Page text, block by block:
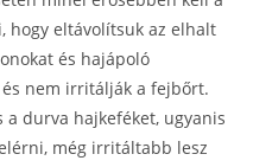
hogy eltávolítsuk az elhalt
és hajápoló
nem irritálják a fejbőrt.
durva hajkeféket, ugyanis
még irritáltabb lesz